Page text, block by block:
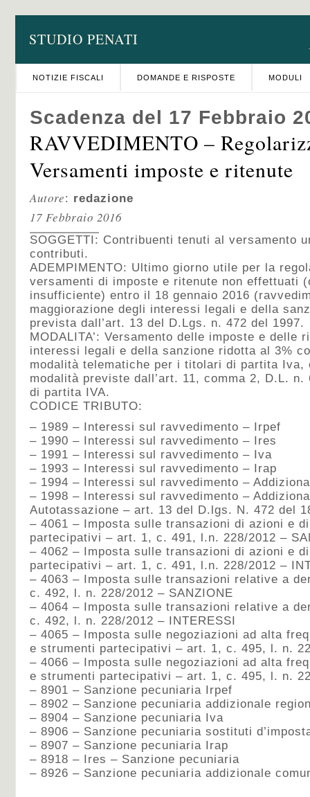
STUDIO PENATI
NOTIZIE FISCALI DOMANDE E RISPOSTE MODULI
Scadenza del 17 Febbraio
RAVVEDIMENTO –
Versamenti imposte e ritenute
Autore: redazione
17 Febbraio 2016
SOGGETTI: Contribuenti tenuti al versamento
contributi.
ADEMPIMENTO: Ultimo giorno utile per la
versamenti di imposte e ritenute non effettuati
insufficiente) entro il 18 gennaio 2016
maggiorazione degli interessi legali e della
prevista dall’art. 13 del D.Lgs. n. 472 del 1997.
MODALITA’: Versamento delle imposte e delle
interessi legali e della sanzione ridotta al 3%
modalità telematiche per i titolari di partita Iva,
modalità previste dall’art. 11, comma 2, D.L.
di partita IVA.
CODICE TRIBUTO:
– 1989 – Interessi sul ravvedimento – Irpef
– 1990 – Interessi sul ravvedimento – Ires
– 1991 – Interessi sul ravvedimento – Iva
– 1993 – Interessi sul ravvedimento – Irap
– 1994 – Interessi sul ravvedimento –
– 1998 – Interessi sul ravvedimento –
Autotassazione – art. 13 del D.lgs. N. 472 del
– 4061 – Imposta sulle transazioni di azioni e
partecipativi – art. 1, c. 491, l.n. 228/2012 –
– 4062 – Imposta sulle transazioni di azioni e
partecipativi – art. 1, c. 491, l.n. 228/2012 –
– 4063 – Imposta sulle transazioni relative a
c. 492, l. n. 228/2012 – SANZIONE
– 4064 – Imposta sulle transazioni relative a
c. 492, l. n. 228/2012 – INTERESSI
– 4065 – Imposta sulle negoziazioni ad alta
e strumenti partecipativi – art. 1, c. 495, l. n.
– 4066 – Imposta sulle negoziazioni ad alta
e strumenti partecipativi – art. 1, c. 495, l. n.
– 8901 – Sanzione pecuniaria Irpef
– 8902 – Sanzione pecuniaria addizionale
– 8904 – Sanzione pecuniaria Iva
– 8906 – Sanzione pecuniaria sostituti
– 8907 – Sanzione pecuniaria Irap
– 8918 – Ires – Sanzione pecuniaria
– 8926 – Sanzione pecuniaria addizionale